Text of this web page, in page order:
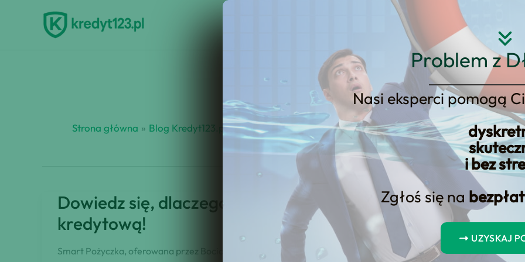
Problem z
Nasi eksperci pomogą
i bez
Zgłoś się na
UZYSKAJ
Strona główna O nas
Strona główna Blog Kredyt123.pl Smart pożyczka
Dowiedz się, dlaczego ta forma finansowania jest idealna
kredytową!
Smart Pożyczka, oferowana przez Bocian, nie jest widoczna w Biurze Informacji Kredytowej (BIK). W